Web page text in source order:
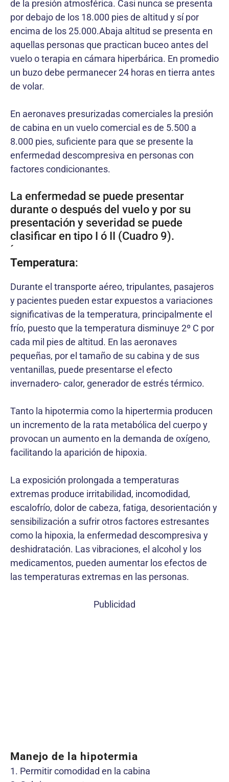
de la presión atmosférica. Casi nunca se presenta
por debajo de los 18.000 pies de altitud y sí por
encima de los 25.000.Abaja altitud se presenta en
aquellas personas que practican buceo antes del
vuelo o terapia en cámara hiperbárica. En promedio
un buzo debe permanecer 24 horas en tierra antes
de volar.
En aeronaves presurizadas comerciales la presión
de cabina en un vuelo comercial es de 5.500 a
8.000 pies, suficiente para que se presente la
enfermedad descompresiva en personas con
factores condicionantes.
La enfermedad se puede presentar
durante o después del vuelo y por su
presentación y severidad se puede
clasificar en tipo I ó II (Cuadro 9).
´
Temperatura:
Durante el transporte aéreo, tripulantes, pasajeros
y pacientes pueden estar expuestos a variaciones
significativas de la temperatura, principalmente el
frío, puesto que la temperatura disminuye 2º C por
cada mil pies de altitud. En las aeronaves
pequeñas, por el tamaño de su cabina y de sus
ventanillas, puede presentarse el efecto
invernadero- calor, generador de estrés térmico.
Tanto la hipotermia como la hipertermia producen
un incremento de la rata metabólica del cuerpo y
provocan un aumento en la demanda de oxígeno,
facilitando la aparición de hipoxia.
La exposición prolongada a temperaturas
extremas produce irritabilidad, incomodidad,
escalofrío, dolor de cabeza, fatiga, desorientación y
sensibilización a sufrir otros factores estresantes
como la hipoxia, la enfermedad descompresiva y
deshidratación. Las vibraciones, el alcohol y los
medicamentos, pueden aumentar los efectos de
las temperaturas extremas en las personas.
Publicidad
Manejo de la hipotermia
1. Permitir comodidad en la cabina